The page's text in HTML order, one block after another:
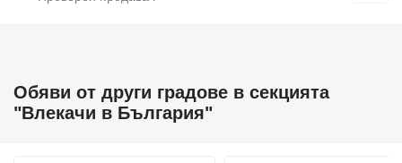
Обяви от други градове в секцията
"Влекачи в България"